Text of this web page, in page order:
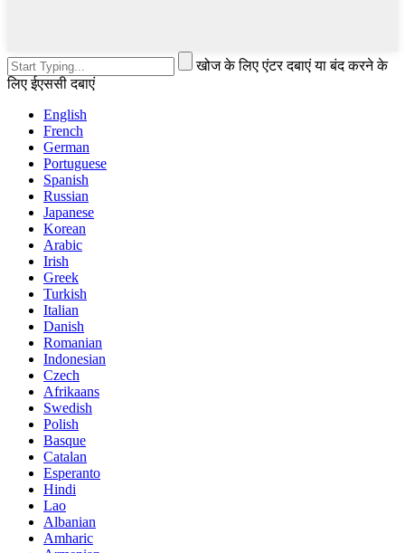
खोज के लिए एंटर दबाएं या बंद करने के
लिए ईएससी दबाएं
English
French
German
Portuguese
Spanish
Russian
Japanese
Korean
Arabic
Irish
Greek
Turkish
Italian
Danish
Romanian
Indonesian
Czech
Afrikaans
Swedish
Polish
Basque
Catalan
Esperanto
Hindi
Lao
Albanian
Amharic